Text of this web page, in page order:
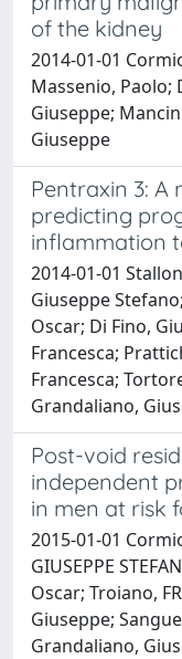
of the kidney
2014-01-01
Massenio, Paolo;
Giuseppe;
Giuseppe
Pentraxin 3:
predicting
inflammation
2014-01-01
Giuseppe
Oscar; Di Fino,
Francesca;
Francesca;
Grandaliano,
Post-void
independent
in men at risk
2015-01-01
GIUSEPPE
Oscar; Troiano,
Giuseppe;
Grandaliano,